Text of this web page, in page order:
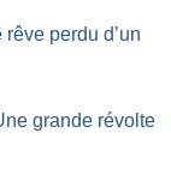
perdu d’un
grande révolte